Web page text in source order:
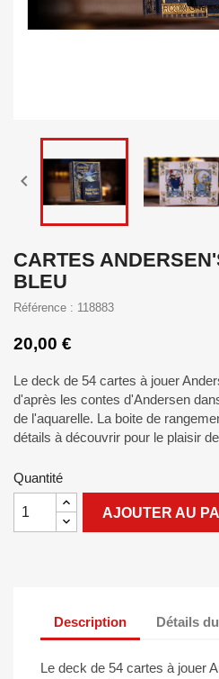

CARTES
BLEU
Référence : 118883
20,00 €
Le deck de 54 cartes à jouer
d'après les contes d'Andersen
de l'aquarelle. La boite de
détails à découvrir pour le plaisir
Quantité
AJOUTER AU
Description Détails
Le deck de 54 cartes à jouer